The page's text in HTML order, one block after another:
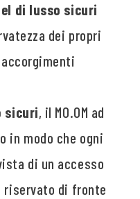
di lusso sicuri
dei propri
sicuri, il MO.OM ad
in modo che ogni
di un accesso
riservato di fronte